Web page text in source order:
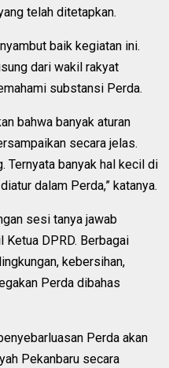
telah ditetapkan.
baik kegiatan ini.
dari wakil rakyat
substansi Perda.
bahwa banyak aturan
secara jelas.
Ternyata banyak hal kecil di
dalam Perda,” katanya.
sesi tanya jawab
Ketua DPRD. Berbagai
kebersihan,
Perda dibahas
Perda akan
Pekanbaru secara